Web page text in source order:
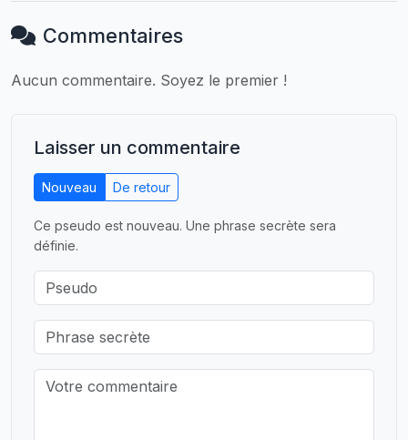
Commentaires
Aucun commentaire. Soyez le premier !
Laisser un commentaire
Nouveau De retour
Ce pseudo est nouveau. Une phrase secrète sera
définie.